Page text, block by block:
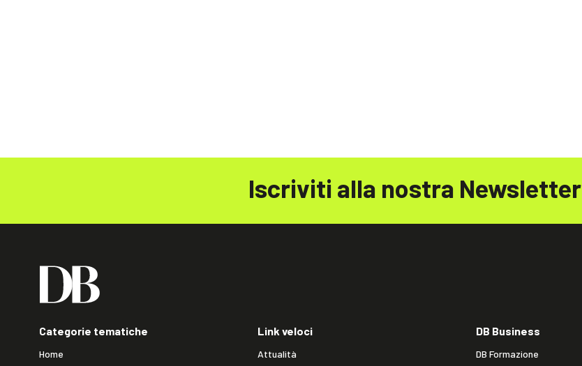
Iscriviti alla nostra Newsletter
Categorie tematiche
Home
Link veloci
Attualità
DB Business
DB Formazione